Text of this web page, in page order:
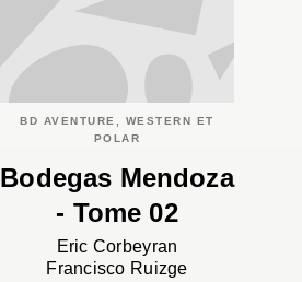
BD AVENTURE, WESTERN ET
POLAR
Bodegas Mendoza
- Tome 02
Eric Corbeyran
Francisco Ruizge